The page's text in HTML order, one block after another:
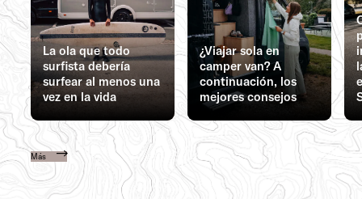
La ola que todo
surfista debería
surfear al menos una
vez en la vida
¿Viajar sola en
camper van? A
continuación, los
mejores consejos
Más